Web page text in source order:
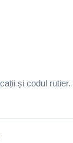
și codul